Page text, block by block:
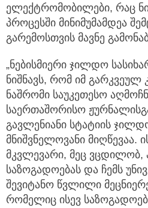
ელექტრომობილები, რაც
პროცესში მინიმუმამდეა
გარემოსთვის მავნე
„ნებისმიერი ჯილდო
ნიშნავს, რომ იმ გარკვეულ
ნაშრომი საუკეთესო
საერთაშორისო
გავლენიანი სტატიის
მნიშვნელოვანი მიღწევაა.
მკვლევარი, მეც
საზოგადოებას და ჩემს
შევიტანო წვლილი
რომელიც ისევ